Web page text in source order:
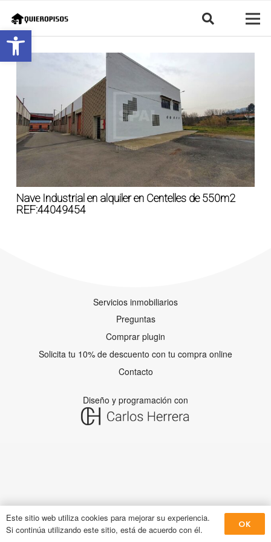
Abrir barra de herramientas
Nave Industrial en alquiler en Centelles de 550m2
REF:44049454
Servicios inmobiliarios
Preguntas
Comprar plugin
Solicita tu 10% de descuento con tu compra online
Contacto
Diseño y programación con
Este sitio web utiliza cookies para mejorar su experiencia.
Si continúa utilizando este sitio, está de acuerdo con él.
OK